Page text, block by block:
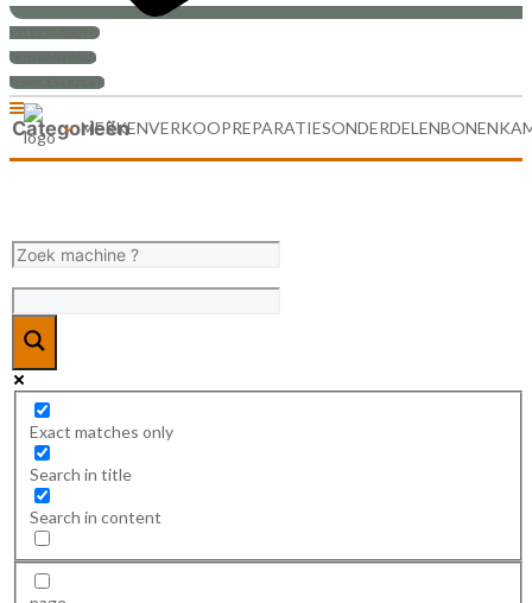
+31 (0)30-6880999
PRIJS AANVRAAG
SERVICEVERZOEK
MERKENVERKOOPREPARATIESONDERDELEN
Categorieën
Exact matches only
Search in title
Search in content